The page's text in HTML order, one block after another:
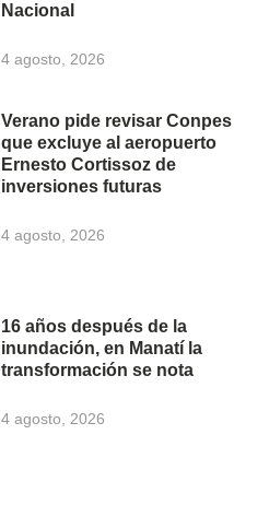
Nacional
4 agosto, 2026
Verano pide revisar Conpes
que excluye al aeropuerto
Ernesto Cortissoz de
inversiones futuras
4 agosto, 2026
16 años después de la
inundación, en Manatí la
transformación se nota
4 agosto, 2026